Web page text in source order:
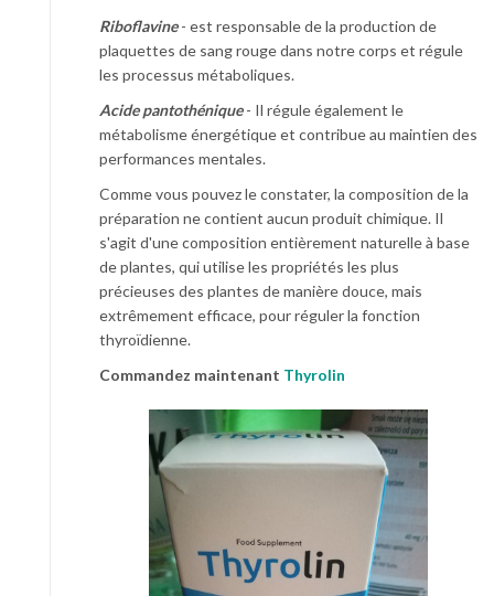
Riboflavine- est responsable de la production de
plaquettes de sang rouge dans notre corps et régule
les processus métaboliques.
Acide pantothénique- Il régule également le
métabolisme énergétique et contribue au maintien des
performances mentales.
Comme vous pouvez le constater, la composition de la
préparation ne contient aucun produit chimique. Il
s'agit d'une composition entièrement naturelle à base
de plantes, qui utilise les propriétés les plus
précieuses des plantes de manière douce, mais
extrêmement efficace, pour réguler la fonction
thyroïdienne.
Commandez maintenant Thyrolin